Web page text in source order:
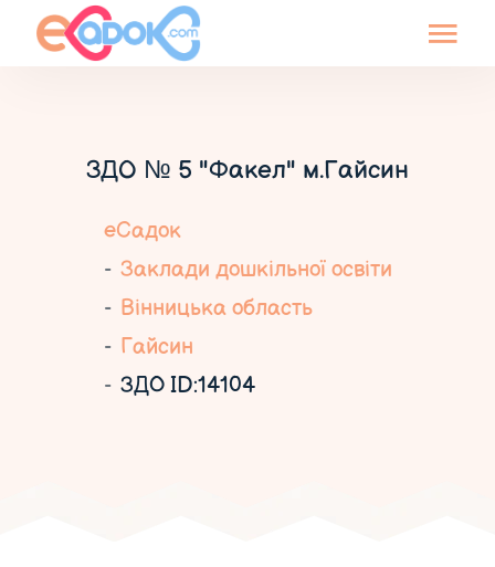
ЗДО № 5 "Факел" м.Гайсин
еСадок
Заклади дошкільної освіти
Вінницька область
Гайсин
ЗДО ID:14104